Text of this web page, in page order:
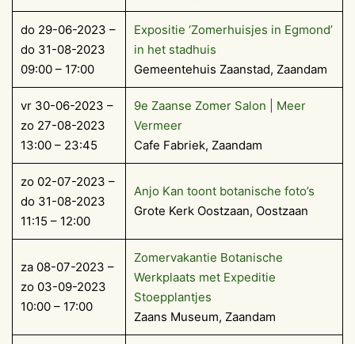
do 29-06-2023 –
do 31-08-2023
09:00 – 17:00
Expositie ‘Zomerhuisjes in Egmond’
in het stadhuis
Gemeentehuis Zaanstad, Zaandam
vr 30-06-2023 –
zo 27-08-2023
13:00 – 23:45
9e Zaanse Zomer Salon | Meer
Vermeer
Cafe Fabriek, Zaandam
zo 02-07-2023 –
do 31-08-2023
11:15 – 12:00
Anjo Kan toont botanische foto’s
Grote Kerk Oostzaan, Oostzaan
za 08-07-2023 –
zo 03-09-2023
10:00 – 17:00
Zomervakantie Botanische
Werkplaats met Expeditie
Stoepplantjes
Zaans Museum, Zaandam